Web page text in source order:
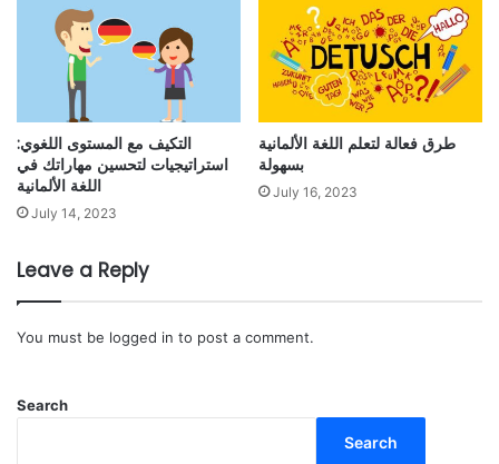
التكيف مع المستوى اللغوي:
استراتيجيات لتحسين مهاراتك في
اللغة الألمانية
July 14, 2023
طرق فعالة لتعلم اللغة الألمانية
بسهولة
July 16, 2023
Leave a Reply
You must be logged in to post a comment.
Search
Search